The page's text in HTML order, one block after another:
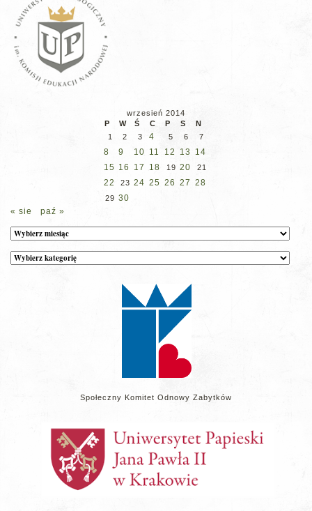
wrzesień 2014
P
W Ś C P S
N
1
2 3 4 5 6 7
8 9 10 11 12 13 14
15 16 17 18 19 20 21
22 23 24 25 26 27 28
29 30
« sie
paź »
Archiwum
Kategorie
wpisów
Społeczny Komitet Odnowy Zabytków